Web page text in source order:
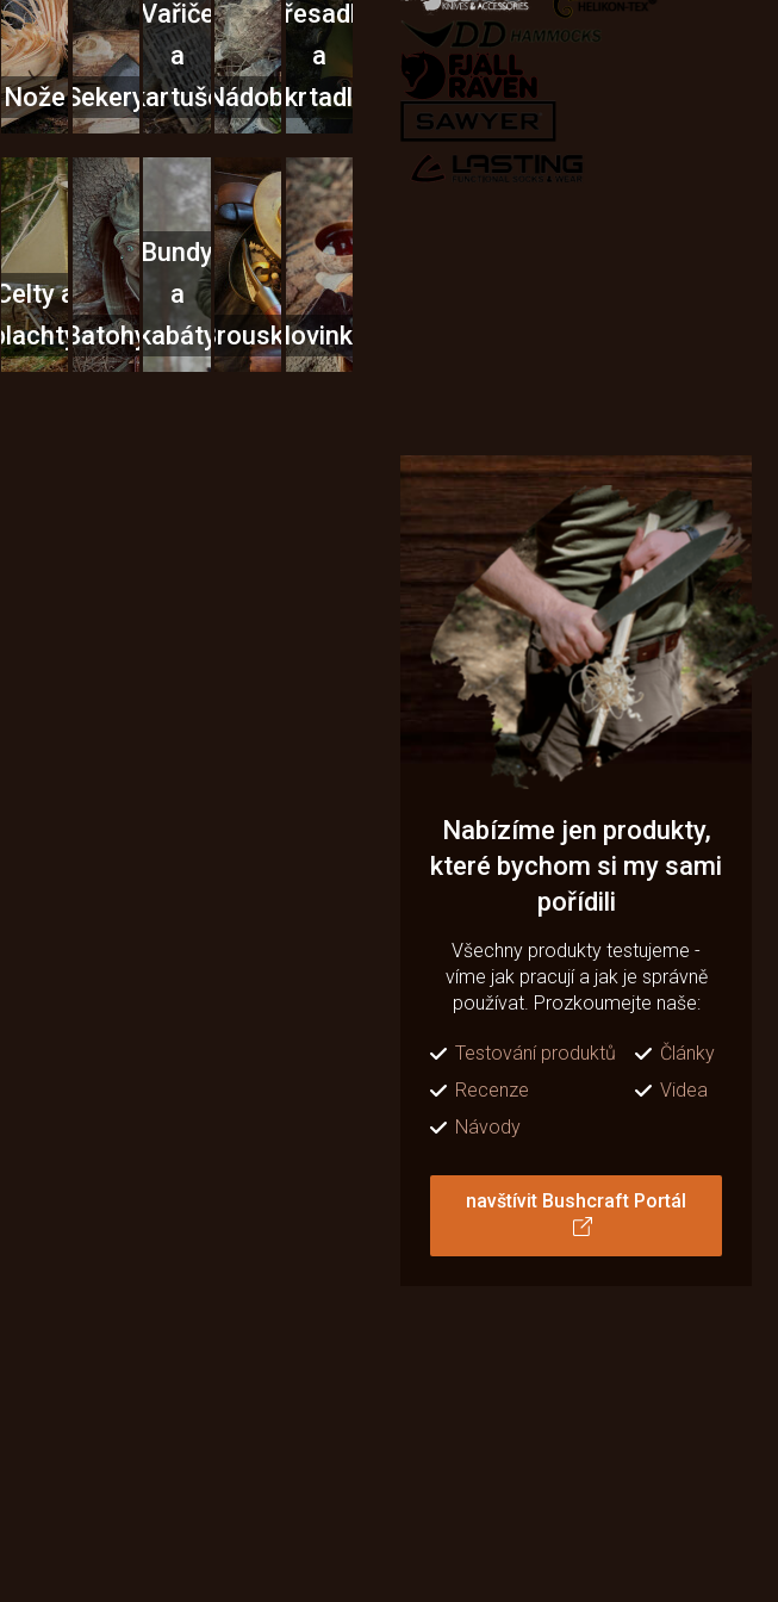
NožeSekery
Vařiče
a
kartušeNádobí
Křesadla
a
škrtadla
Celty a
plachtyBatohy
Bundy
a
kabátyBrouskyNovinky
Nabízíme jen produkty,
které bychom si my sami
pořídili
Všechny produkty testujeme -
víme jak pracují a jak je správně
používat. Prozkoumejte naše:
Testování produktů
Články
Recenze
Videa
Návody
navštívit Bushcraft Portál